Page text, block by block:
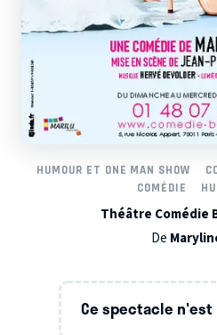
HUMOUR ET ONE MAN SHOW
COMÉDIE
Théâtre Comédie
De
Ce spectacle n'est